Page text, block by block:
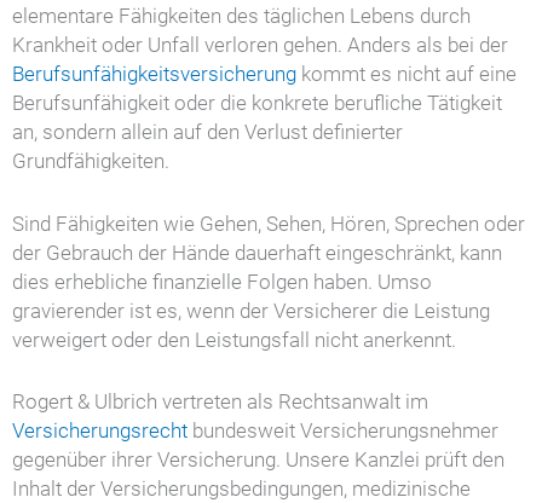
elementare Fähigkeiten des täglichen Lebens durch
Krankheit oder Unfall verloren gehen. Anders als bei der
Berufsunfähigkeitsversicherung kommt es nicht auf eine
Berufsunfähigkeit oder die konkrete berufliche Tätigkeit
an, sondern allein auf den Verlust definierter
Grundfähigkeiten.
Sind Fähigkeiten wie Gehen, Sehen, Hören, Sprechen oder
der Gebrauch der Hände dauerhaft eingeschränkt, kann
dies erhebliche finanzielle Folgen haben. Umso
gravierender ist es, wenn der Versicherer die Leistung
verweigert oder den Leistungsfall nicht anerkennt.
Rogert & Ulbrich vertreten als Rechtsanwalt im
Versicherungsrecht bundesweit Versicherungsnehmer
gegenüber ihrer Versicherung. Unsere Kanzlei prüft den
Inhalt der Versicherungsbedingungen, medizinische